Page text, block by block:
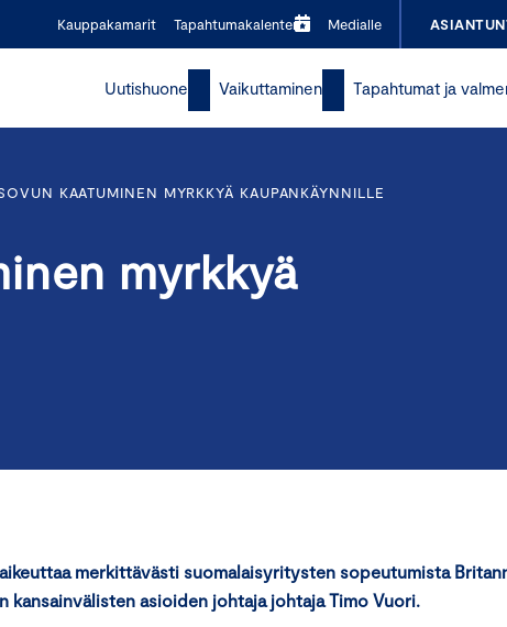
Kauppakamarit Tapahtumakalenteri Medialle
Uutishuone Vaikuttaminen Tapahtumat ja
KAATUMINEN MYRKKYÄ KAUPANKÄYNNILLE
myrkkyä
merkittävästi suomalaisyritysten sopeutumista
kansainvälisten asioiden johtaja johtaja Timo Vuori.